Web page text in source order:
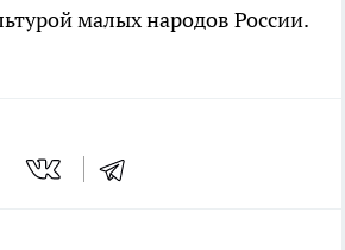
малых народов России.